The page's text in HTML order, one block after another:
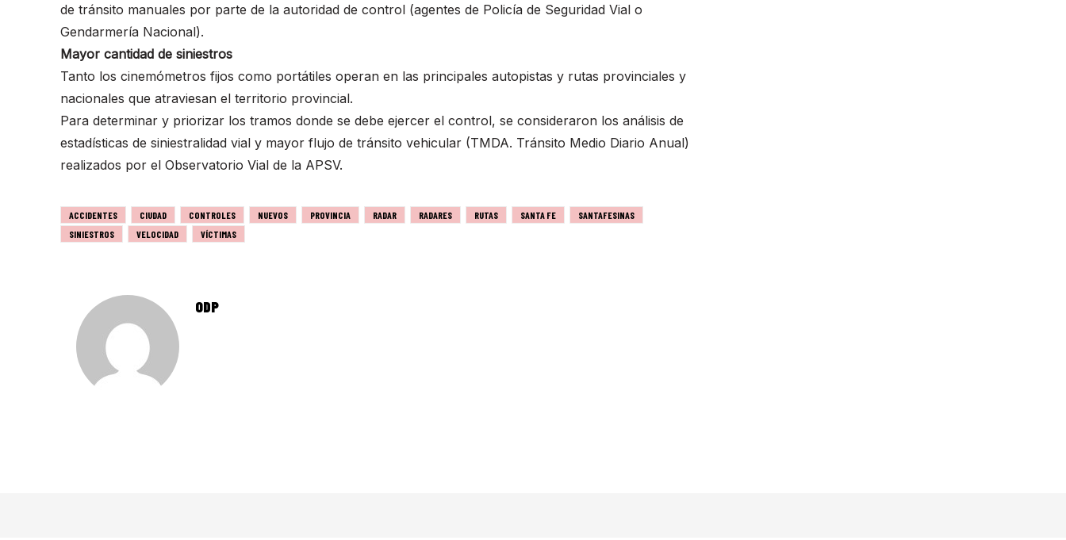
de tránsito manuales por parte de la autoridad de control (agentes de Policía de Seguridad Vial o
Gendarmería Nacional).
Mayor cantidad de siniestros
Tanto los cinemómetros fijos como portátiles operan en las principales autopistas y rutas provinciales y
nacionales que atraviesan el territorio provincial.
Para determinar y priorizar los tramos donde se debe ejercer el control, se consideraron los análisis de
estadísticas de siniestralidad vial y mayor flujo de tránsito vehicular (TMDA. Tránsito Medio Diario Anual)
realizados por el Observatorio Vial de la APSV.
ACCIDENTES CIUDAD CONTROLES NUEVOS PROVINCIA RADAR RADARES RUTAS SANTA FE
SANTAFESINAS
SINIESTROS
VELOCIDAD VÍCTIMAS
ODP